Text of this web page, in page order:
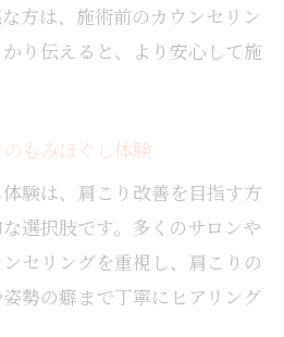
方は、施術前のカウンセリン
り伝えると、より安心して施
もみほぐし体験
験は、肩こり改善を目指す方
選択肢です。多くのサロンや
セリングを重視し、肩こりの
勢の癖まで丁寧にヒアリング